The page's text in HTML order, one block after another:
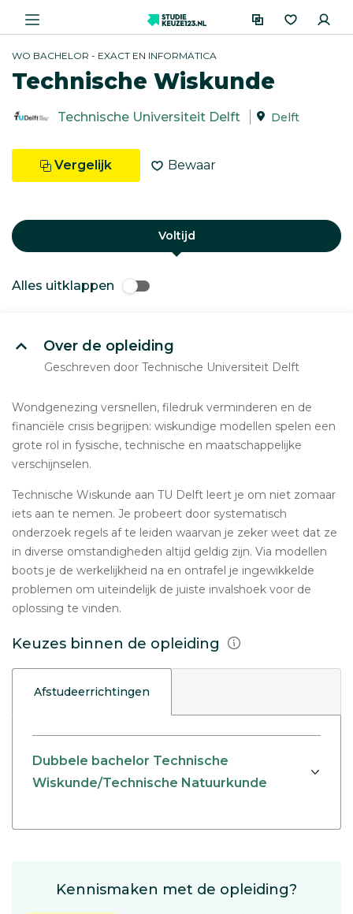
WO BACHELOR - EXACT EN INFORMATICA
Technische Wiskunde
Technische Universiteit Delft Delft
Vergelijk Bewaar
Voltijd
Alles uitklappen
Over de opleiding
Geschreven door Technische Universiteit Delft
Wondgenezing versnellen, filedruk verminderen en de
financiële crisis begrijpen: wiskundige modellen spelen een
grote rol in fysische, technische en maatschappelijke
verschijnselen.
Technische Wiskunde aan TU Delft leert je om niet zomaar
iets aan te nemen. Je probeert door systematisch
onderzoek regels af te leiden waarvan je zeker weet dat ze
in diverse omstandigheden altijd geldig zijn. Via modellen
boots je de werkelijkheid na en ontrafel je ingewikkelde
problemen om uiteindelijk de juiste invalshoek voor de
oplossing te vinden.
Keuzes binnen de opleiding
Afstudeerrichtingen
Dubbele bachelor Technische
Wiskunde/Technische Natuurkunde
Kennismaken met de opleiding?